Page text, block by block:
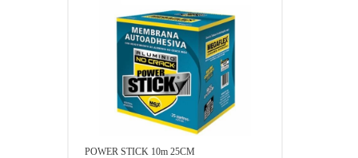
POWER STICK 10m 25CM